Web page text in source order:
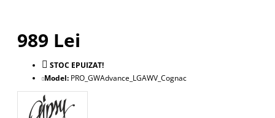
989 Lei
STOC EPUIZAT!
Model: PRO_GWAdvance_LGAWV_Cognac